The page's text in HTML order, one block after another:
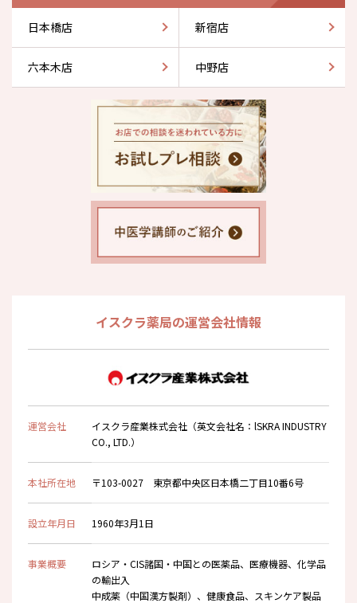
日本橋店 新宿店
六本木店 中野店
イスクラ薬局の運営会社情報
運営会社
イスクラ産業株式会社（英文会社名：lSKRA INDUSTRY
CO., LTD.）
本社所在地 〒103-0027 東京都中央区日本橋二丁目10番6号
設立年月日 1960年3月1日
事業概要
ロシア・CIS諸国・中国との医薬品、医療機器、化学品
の輸出入
中成薬（中国漢方製剤）、健康食品、スキンケア製品